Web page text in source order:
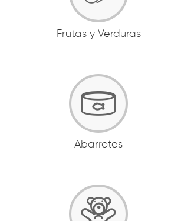
Frutas y Verduras
Abarrotes